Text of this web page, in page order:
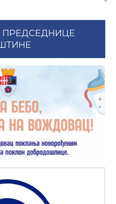
ПРЕДСЕДНИЦЕ